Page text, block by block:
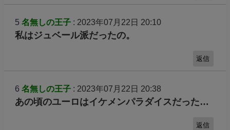
5 名無しの王子: 2023年07月22日 20:10
私はジュベール派だったの。
返信
6 名無しの王子: 2023年07月22日 20:38
あの頃のユーロはイケメンパラダイスだった…
返信